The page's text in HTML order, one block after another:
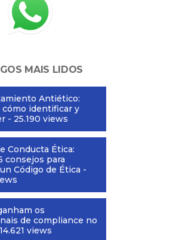
MAIS LIDOS
Antiético:
identificar y
- 25.190 views
Conducta Ética:
consejos para
Código de Ética -
os
de compliance no
views